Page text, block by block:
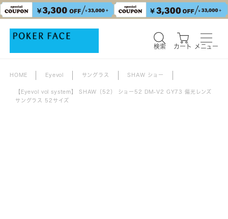
検索 カート メニュー
HOME Eyevol サングラス SHAW ショー
【Eyevol vol system】 SHAW（52） ショー52 DM-V2 GY73 偏光レンズ
サングラス 52サイズ